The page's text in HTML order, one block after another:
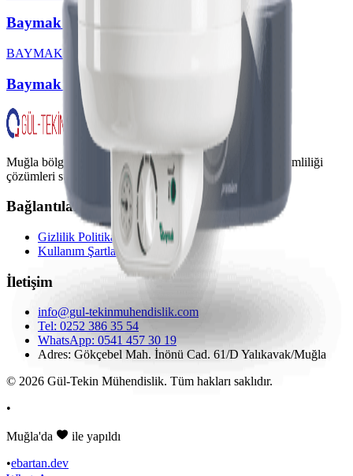
Baymak 100 LT Aqua Konfor Termosifon
BAYMAK
Baymak Aqua Konfor 65 LT Termosifon
Muğla bölgesinde mekanik tesisat sistemleri ve enerji verimliliği
çözümleri sunuyoruz.
Bağlantılar
Gizlilik Politikası
Kullanım Şartları
İletişim
info@gul-tekinmuhendislik.com
Tel: 0252 386 35 54
WhatsApp: 0541 457 30 19
Adres: Gökçebel Mah. İnönü Cad. 61/D Yalıkavak/Muğla
© 2026 Gül-Tekin Mühendislik. Tüm hakları saklıdır.
•
Muğla'da
ile yapıldı
•ebartan.dev